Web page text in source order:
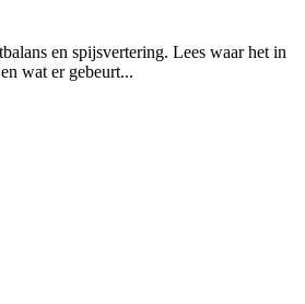
en spijsvertering. Lees waar het in
wat er gebeurt...